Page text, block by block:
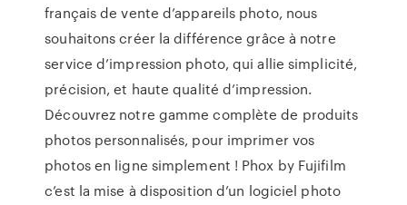
français de vente d’appareils photo, nous
souhaitons créer la différence grâce à notre
service d’impression photo, qui allie simplicité,
précision, et haute qualité d’impression.
Découvrez notre gamme complète de produits
photos personnalisés, pour imprimer vos
photos en ligne simplement ! Phox by Fujifilm
c’est la mise à disposition d’un logiciel photo